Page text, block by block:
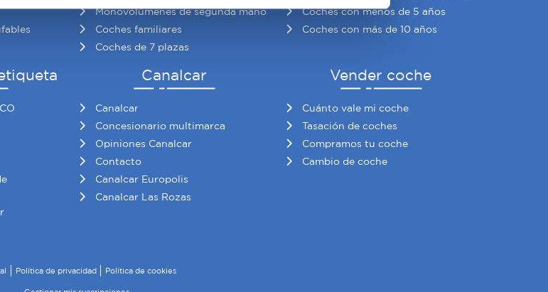
el contenido y los anuncios, ofrecer funciones de redes sociales
sobre el uso que haga del sitio web con nuestros partners de
de sus servicios.
Monovolúmenes de segunda mano
Coches familiares
Coches de 7 plazas
Coches con menos de 5 años
Coches con más de 10 años
Canalcar
Canalcar
Concesionario multimarca
Opiniones Canalcar
Contacto
Canalcar Europolis
Canalcar Las Rozas
Vender coche
Cuánto vale mi coche
Tasación de coches
Compramos tu coche
Cambio de coche
Política de privacidad Política de cookies